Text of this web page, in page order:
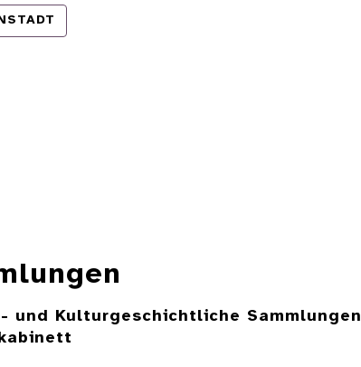
und Kulturgeschichtliche Sammlungen